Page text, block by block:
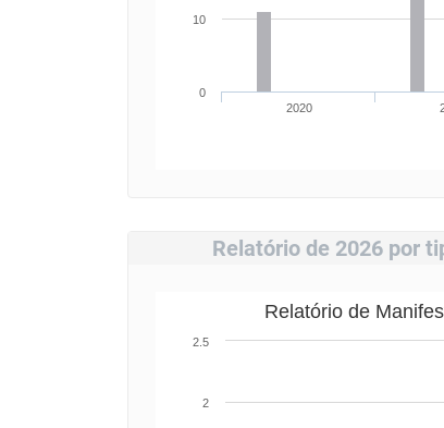
2020
0
10
Relatório de 2026 por
Relatório de
2
2.5